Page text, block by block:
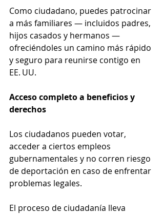
Como ciudadano, puedes patrocinar
a más familiares — incluidos padres,
hijos casados y hermanos —
ofreciéndoles un camino más rápido
y seguro para reunirse contigo en
EE. UU.
Acceso completo a beneficios y
derechos
Los ciudadanos pueden votar,
acceder a ciertos empleos
gubernamentales y no corren riesgo
de deportación en caso de enfrentar
problemas legales.
El proceso de ciudadanía lleva